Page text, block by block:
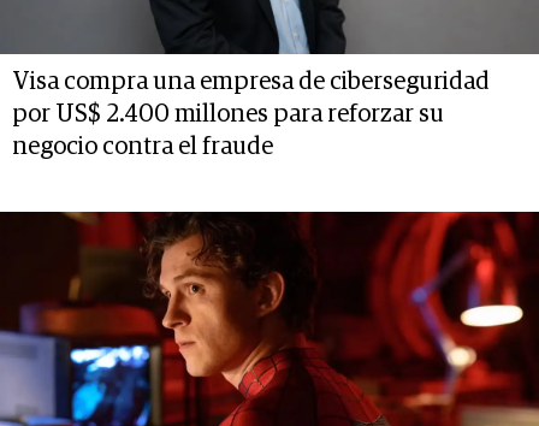
Visa compra una empresa de ciberseguridad
por US$ 2.400 millones para reforzar su
negocio contra el fraude